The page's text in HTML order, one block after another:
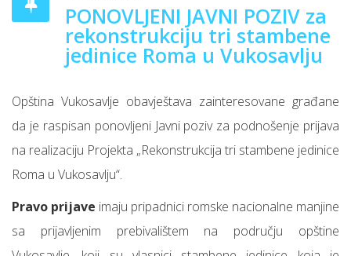
PONOVLJENI JAVNI POZIV za
rekonstrukciju tri stambene
jedinice Roma u Vukosavlju
Opština Vukosavlje obavještava zainteresovane građane
da je raspisan ponovljeni Javni poziv za podnošenje prijava
na realizaciju Projekta „Rekonstrukcija tri stambene jedinice
Roma u Vukosavlju“.
Pravo prijave imaju pripadnici romske nacionalne manjine
sa prijavljenim prebivalištem na području opštine